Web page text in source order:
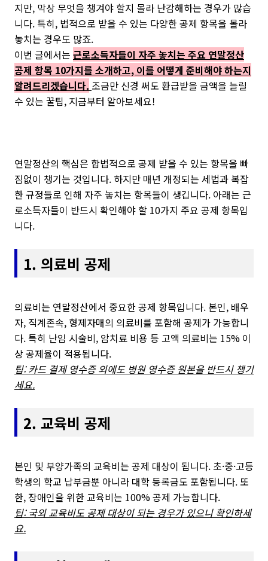
지만, 막상 무엇을 챙겨야 할지 몰라 난감해하는 경우가 많습
니다. 특히, 법적으로 받을 수 있는 다양한 공제 항목을 몰라
놓치는 경우도 많죠.
이번 글에서는 근로소득자들이 자주 놓치는 주요 연말정산
공제 항목 10가지를 소개하고, 이를 어떻게 준비해야 하는지
알려드리겠습니다. 조금만 신경 써도 환급받을 금액을 늘릴
수 있는 꿀팁, 지금부터 알아보세요!
연말정산의 핵심은 합법적으로 공제 받을 수 있는 항목을 빠
짐없이 챙기는 것입니다. 하지만 매년 개정되는 세법과 복잡
한 규정들로 인해 자주 놓치는 항목들이 생깁니다. 아래는 근
로소득자들이 반드시 확인해야 할 10가지 주요 공제 항목입
니다.
1. 의료비 공제
의료비는 연말정산에서 중요한 공제 항목입니다. 본인, 배우
자, 직계존속, 형제자매의 의료비를 포함해 공제가 가능합니
다. 특히 난임 시술비, 암치료 비용 등 고액 의료비는 15% 이
상 공제율이 적용됩니다.
팁: 카드 결제 영수증 외에도 병원 영수증 원본을 반드시 챙기
세요.
2. 교육비 공제
본인 및 부양가족의 교육비는 공제 대상이 됩니다. 초·중·고등
학생의 학교 납부금뿐 아니라 대학 등록금도 포함됩니다. 또
한, 장애인을 위한 교육비는 100% 공제 가능합니다.
팁: 국외 교육비도 공제 대상이 되는 경우가 있으니 확인하세
요.